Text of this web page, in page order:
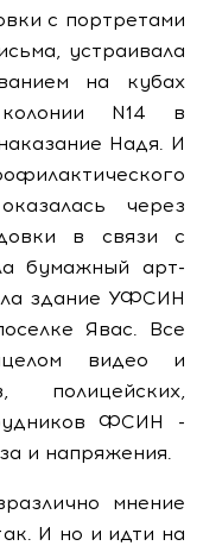
с портретами
устраивала
на кубах
колонии N14 в
Надя. И
через
в связи с
бумажный арт-
здание УФСИН
Явас. Все
видео и
полицейских,
ФСИН -
и напряжения.
мнение
И но и идти на